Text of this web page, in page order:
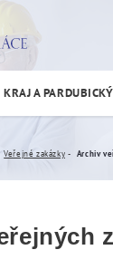
A
Veřejné zakázky